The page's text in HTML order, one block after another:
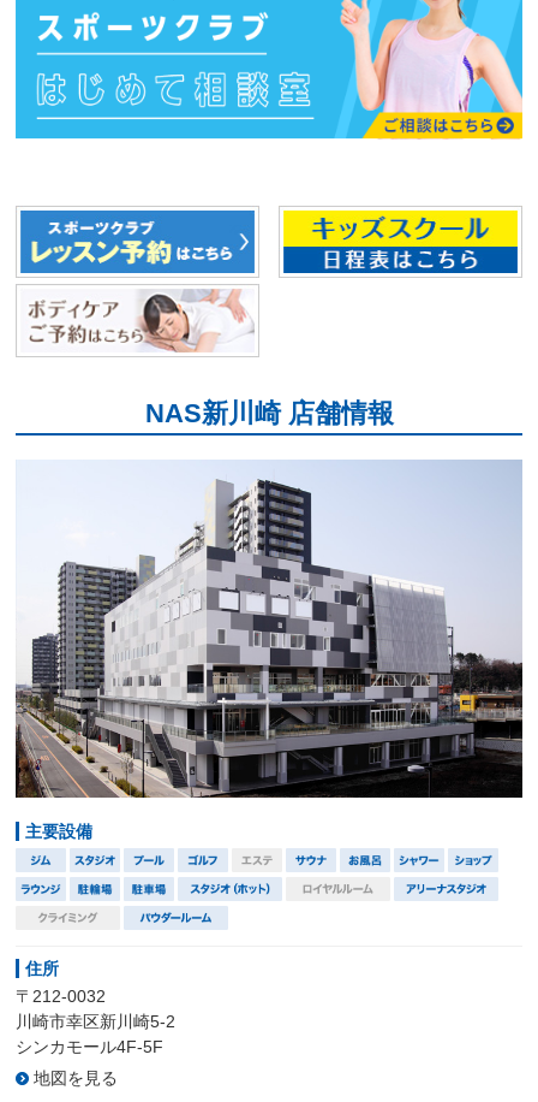
NAS新川崎 店舗情報
主要設備
住所
〒212-0032
川崎市幸区新川崎5-2
シンカモール4F-5F
地図を見る